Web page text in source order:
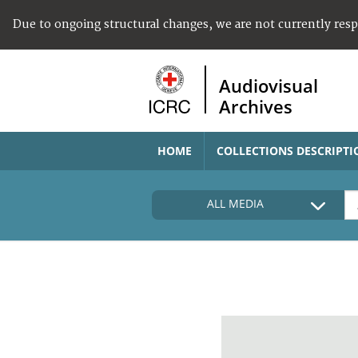
Due to ongoing structural changes, we are not currently
Audiovisual
Archives
HOME COLLECTIONS
ALL MEDIA